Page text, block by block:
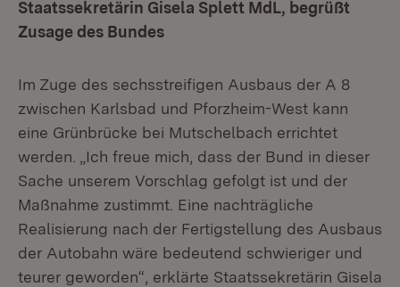
Staatssekretärin Gisela Splett MdL, begrüßt
Zusage des Bundes
Im Zuge des sechsstreifigen Ausbaus der A 8
zwischen Karlsbad und Pforzheim-West kann
eine Grünbrücke bei Mutschelbach errichtet
werden. „Ich freue mich, dass der Bund in dieser
Sache unserem Vorschlag gefolgt ist und der
Maßnahme zustimmt. Eine nachträgliche
Realisierung nach der Fertigstellung des Ausbaus
der Autobahn wäre bedeutend schwieriger und
teurer geworden“, erklärte Staatssekretärin Gisela